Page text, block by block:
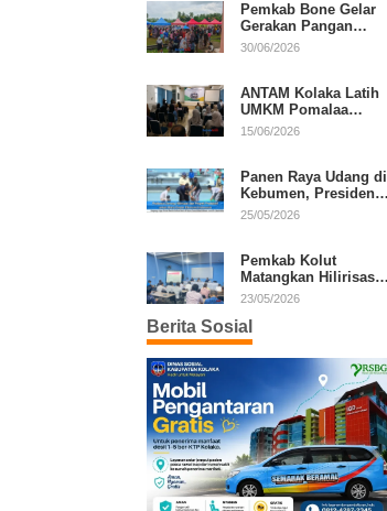
Pemkab Bone Gelar
Gerakan Pangan
Murah, Warga Serbu
30/06/2026
ANTAM Kolaka Latih
UMKM Pomalaa
Kembangkan Produk
15/06/2026
Panen Raya Udang di
Kebumen, Presiden
Prabowo Tekankan
25/05/2026
Pemkab Kolut
Matangkan Hilirisasi
Kakao dan Kelapa,
Daerah
23/05/2026
Berita Sosial